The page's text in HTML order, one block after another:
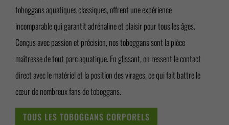
toboggans aquatiques classiques, offrent une expérience
incomparable qui garantit adrénaline et plaisir pour tous les âges.
Conçus avec passion et précision, nos toboggans sont la pièce
maîtresse de tout parc aquatique. En glissant, on ressent le contact
direct avec le matériel et la position des virages, ce qui fait battre le
cœur de nombreux fans de toboggans.
TOUS LES TOBOGGANS CORPORELS